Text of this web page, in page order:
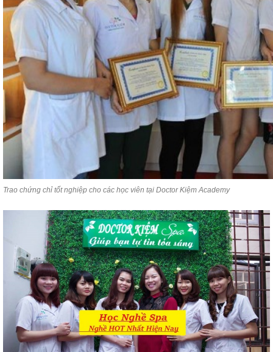
Trao chứng chỉ tốt nghiệp cho các học viên tại Doctor Kiệm Academy